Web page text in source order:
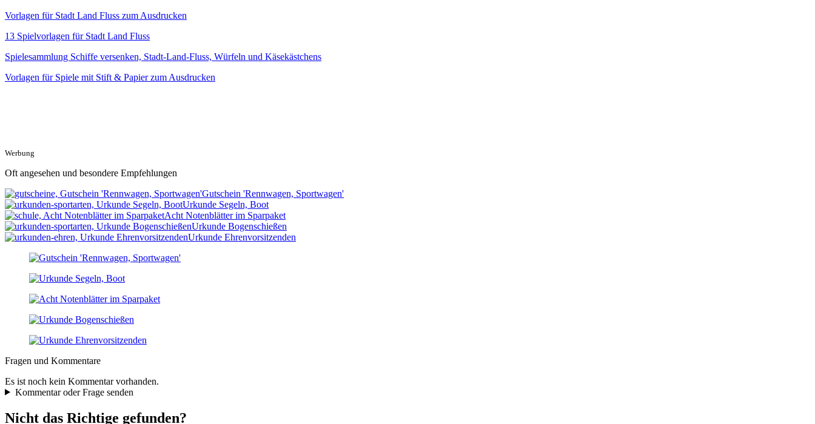
Vorlagen für Stadt Land Fluss zum Ausdrucken
13 Spielvorlagen für Stadt Land Fluss
Spielesammlung Schiffe versenken, Stadt-Land-Fluss, Würfeln und Käsekästchens
Vorlagen für Spiele mit Stift & Papier zum Ausdrucken
Werbung
Oft angesehen und besondere Empfehlungen
Gutschein 'Rennwagen, Sportwagen'
Urkunde Segeln, Boot
Acht Notenblätter im Sparpaket
Urkunde Bogenschießen
Urkunde Ehrenvorsitzenden
Fragen und Kommentare
Es ist noch kein Kommentar vorhanden.
Kommentar oder Frage senden
Nicht das Richtige gefunden?